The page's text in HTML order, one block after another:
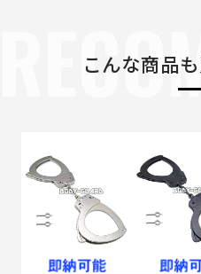
こんな商品